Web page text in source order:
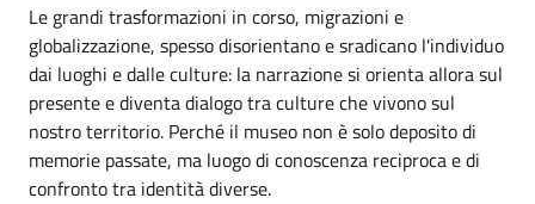
Le grandi trasformazioni in corso, migrazioni e
globalizzazione, spesso disorientano e sradicano l'individuo
dai luoghi e dalle culture: la narrazione si orienta allora sul
presente e diventa dialogo tra culture che vivono sul
nostro territorio. Perché il museo non è solo deposito di
memorie passate, ma luogo di conoscenza reciproca e di
confronto tra identità diverse.